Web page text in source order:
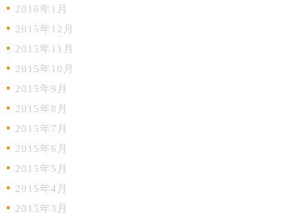
2016年1月
2015年12月
2015年11月
2015年10月
2015年9月
2015年8月
2015年7月
2015年6月
2015年5月
2015年4月
2015年3月